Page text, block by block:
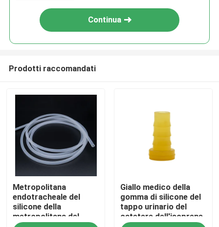
Casa
Prodotti
Chi siamo
Continua
Prodotti raccomandati
Metropolitana
endotracheale del
silicone della
metropolitana del
Giallo medico della
gomma di silicone del
tappo urinario del
catetere dell'isoprene